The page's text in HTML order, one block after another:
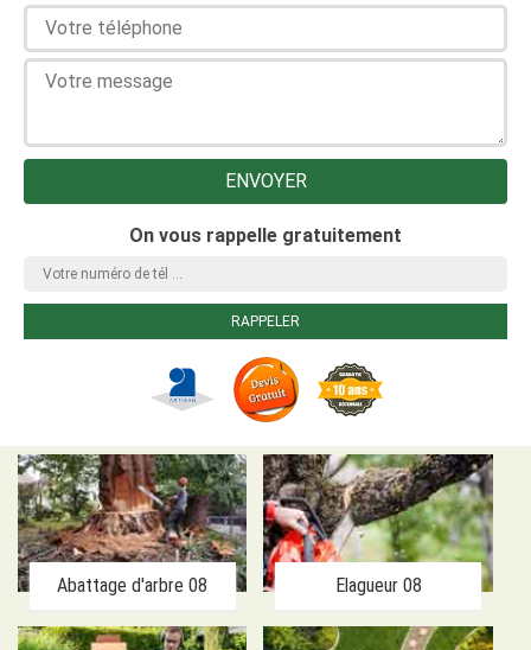
On vous rappelle gratuitement
Abattage d'arbre 08 Elagueur 08